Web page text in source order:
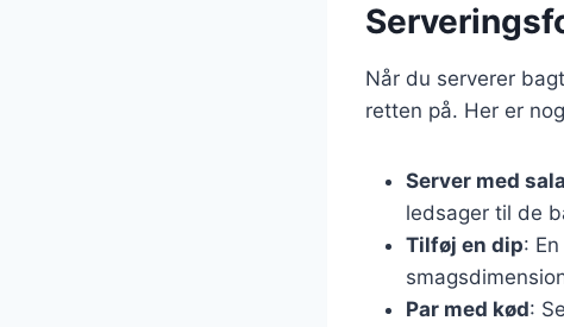
Når du serverer
retten på. Her er
Server med
ledsager til de
Tilføj en dip:
Par med kød: